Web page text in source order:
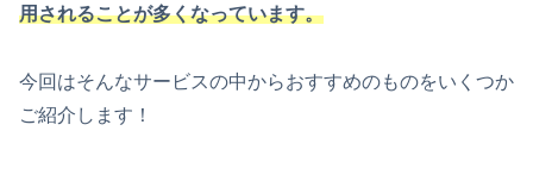
用されることが多くなっています。
今回はそんなサービスの中からおすすめのものをいくつか
ご紹介します！